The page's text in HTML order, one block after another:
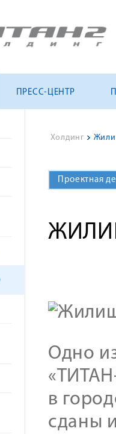
ПРЕСС-ЦЕНТР
Холдинг >
Проектная
Одно
в
сданы